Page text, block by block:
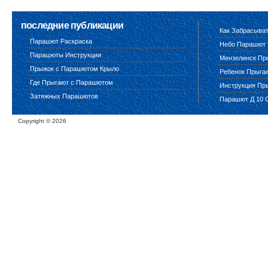
последние публикации
Парашют Раскраска
Парашюты Инструкции
Прыжок с Парашютом Крыло
Где Прыгают с Парашютом
Затяжных Парашютов
Как
Небо Парашют
Мензелинск
Ребенок
Инструкция
Парашют Д 10
Copyright ©2026